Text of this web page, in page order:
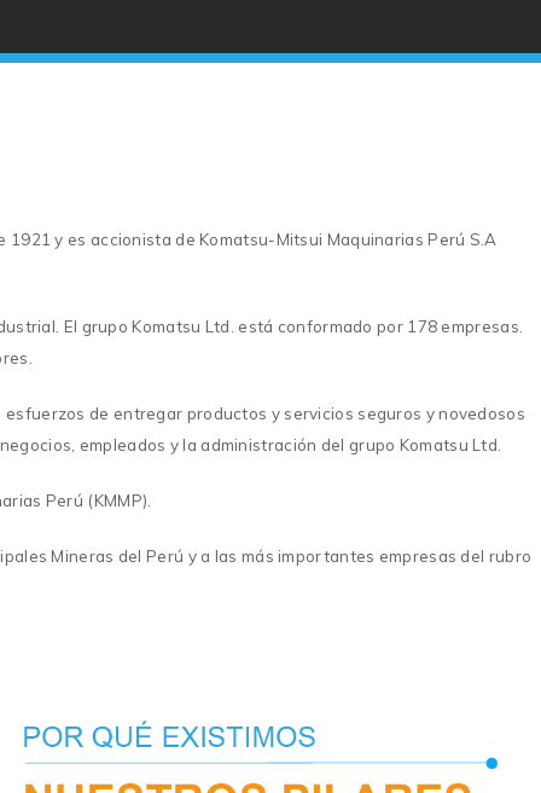
y es accionista de Komatsu-Mitsui Maquinarias Perú S.A
El grupo Komatsu Ltd. está conformado por 178 empresas.
de entregar productos y servicios seguros y novedosos
empleados y la administración del grupo Komatsu Ltd.
Perú (KMMP).
Mineras del Perú y a las más importantes empresas del rubro